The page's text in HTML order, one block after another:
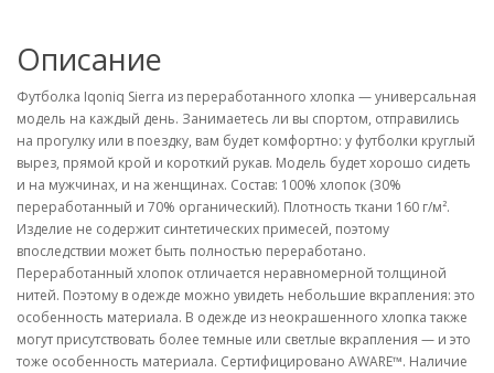
Описание
Футболка Iqoniq Sierra из переработанного хлопка — универсальная
модель на каждый день. Занимаетесь ли вы спортом, отправились
на прогулку или в поездку, вам будет комфортно: у футболки круглый
вырез, прямой крой и короткий рукав. Модель будет хорошо сидеть
и на мужчинах, и на женщинах. Состав: 100% хлопок (30%
переработанный и 70% органический). Плотность ткани 160 г/м².
Изделие не содержит синтетических примесей, поэтому
впоследствии может быть полностью переработано.
Переработанный хлопок отличается неравномерной толщиной
нитей. Поэтому в одежде можно увидеть небольшие вкрапления: это
особенность материала. В одежде из неокрашенного хлопка также
могут присутствовать более темные или светлые вкрапления — и это
тоже особенность материала. Сертифицировано AWARE™. Наличие